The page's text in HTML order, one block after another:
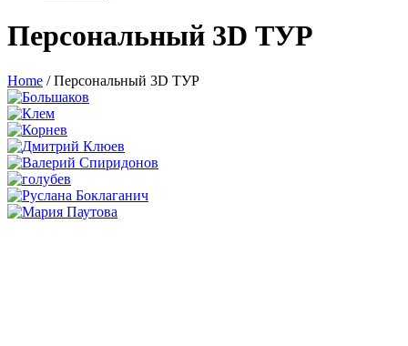
Персональный 3D ТУР
Home /Персональный 3D ТУР